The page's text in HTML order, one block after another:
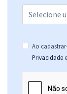
Ao
Privacidade